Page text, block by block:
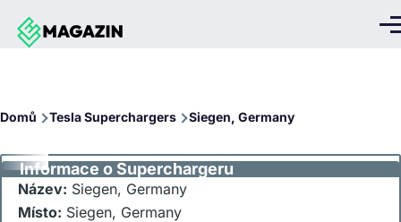
Přejít k hlavnímu obsahu
Domů Tesla Superchargers Siegen, Germany
Informace o Superchargeru
Název: Siegen, Germany
Místo: Siegen, Germany